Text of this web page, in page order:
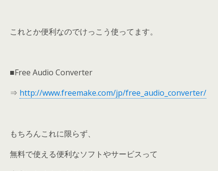
これとか便利なのでけっこう使ってます。
■Free Audio Converter
⇒ http://www.freemake.com/jp/free_audio_converter/
もちろんこれに限らず、
無料で使える便利なソフトやサービスって